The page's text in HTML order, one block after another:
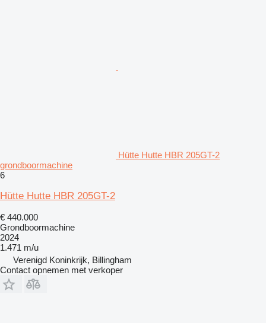
Hütte Hutte HBR 205GT-2
grondboormachine
6
Hütte Hutte HBR 205GT-2
€ 440.000
Grondboormachine
2024
1.471 m/u
Verenigd Koninkrijk, Billingham
Contact opnemen met verkoper